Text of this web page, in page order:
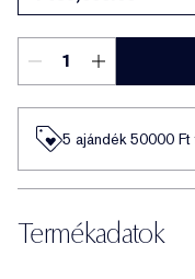
5 ajándék 50000​
Termékadatok